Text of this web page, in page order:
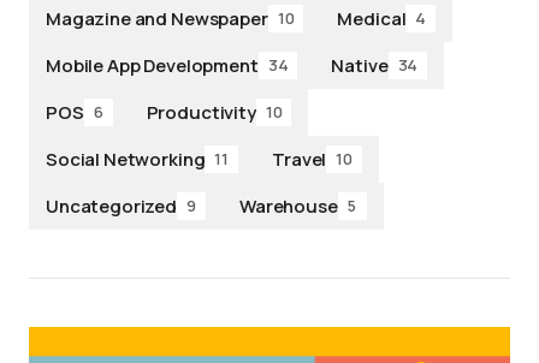
Magazine and Newspaper 10 Medical 4
Mobile App Development 34 Native 34
POS 6 Productivity 10
Social Networking 11 Travel 10
Uncategorized 9 Warehouse 5